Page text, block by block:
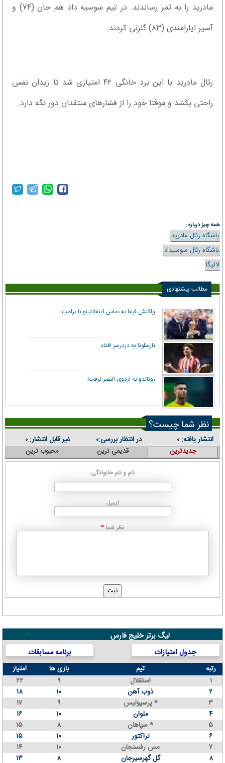
مادرید را به ثمر رساندند. در تیم سوسیه داد هم جان (۷۴) و
آسیر ایارامندی (۸۳) گلزنی کردند.
رئال مادرید با این برد خانگی ۴۲ امتیازی شد تا زیدان نفس
راحتی بکشد و موقتا خود را از فشارهای منتقدان دور نگه دارد.
همه چیز درباره :
باشگاه رئال مادرید
باشگاه رئال سوسیداد
لالیگا
مطالب پیشنهادی
واکنش فیفا به تماس اینفانتینو با ترامپ
بارسلونا به دردرسر افتاد
رونالدو به اردوی النصر نرفت!
نظر شما چیست؟
انتشار یافته: ۰ در انتظار بررسی:۰ غیر قابل انتشار: ۰
جدیدترین قدیمی ترین محبوب ترین
نام و نام خانوادگی
ایمیل
نظر شما *
لیگ برتر خلیج فارس
جدول امتیازات
برنامه مسابقات
رتبه تیم بازی ها
امتیاز
۱
استقلال ۹
۲۲
۲
ذوب آهن ۱۰
۱۸
۳
پرسپولیس * ۹
۱۷
۴
ملوان ۱۰
۱۶
۵
سپاهان * ۸
۱۵
۶
تراکتور ۱۰
۱۵
۷
مس رفسنجان ۱۰
۱۴
۸
گل گهرسیرجان ۸
۱۳